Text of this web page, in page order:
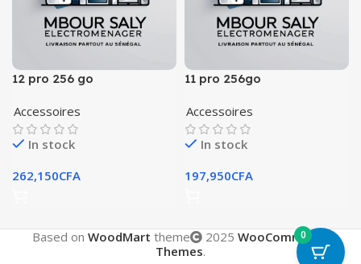
12 pro 256 go
Accessoires
In stock
262,150CFA
11 pro 256go
Accessoires
In stock
197,950CFA
Based on WoodMart theme 2025 WooCommerce
Themes.
0